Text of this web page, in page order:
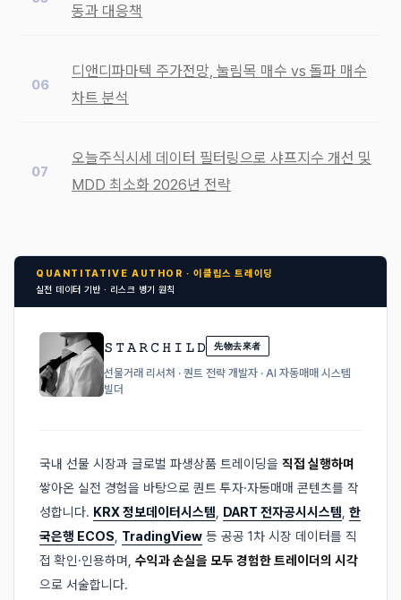
동과 대응책
디앤디파마텍 주가전망, 눌림목 매수 vs 돌파 매수
차트 분석
오늘주식시세 데이터 필터링으로 샤프지수 개선 및
MDD 최소화 2026년 전략
QUANTITATIVE AUTHOR · 이클립스 트레이딩
실전 데이터 기반 · 리스크 병기 원칙
𝚂 𝚃 𝙰 𝚁 𝙲 𝙷 𝙸 𝙻 𝙳 先物去來者
선물거래 리서처 · 퀀트 전략 개발자 · AI 자동매매 시스템
빌더
국내 선물 시장과 글로벌 파생상품 트레이딩을 직접 실행하며
쌓아온 실전 경험을 바탕으로 퀀트 투자·자동매매 콘텐츠를 작
성합니다. KRX 정보데이터시스템 DART 전자공시시스템 한
국은행 ECOS TradingView 등 공공 1차 시장 데이터를 직
접 확인·인용하며, 수익과 손실을 모두 경험한 트레이더의 시각
으로 서술합니다.